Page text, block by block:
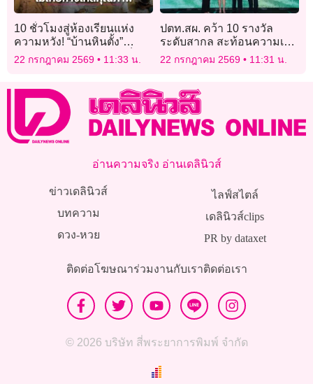
10 ชั่วโมงสู่ห้องเรียนแห่ง
ความหวัง! “บ้านหินตั้ง”
พิสูจน์โรงเรียนกลางป่า ก็
สร้างเด็กคุณภาพได้
22 กรกฎาคม 2569 11:33 น.
ปตท.สผ. คว้า 10 รางวัล
ระดับสากล สะท้อนความเป็น
เลิศด้านการบริหารจัดการ
องค์กร
22 กรกฎาคม 2569 11:31 น.
อ่านความจริง อ่านเดลินิวส์
ข่าวเดลินิวส์
บทความ
ดวง-หวย
ไลฟ์สไตล์
เดลินิวส์clips
PR by dataxet
ติดต่อโฆษณาร่วมงานกับเราติดต่อเรา
© 2026 บริษัท สี่พระยาการพิมพ์ จำกัด